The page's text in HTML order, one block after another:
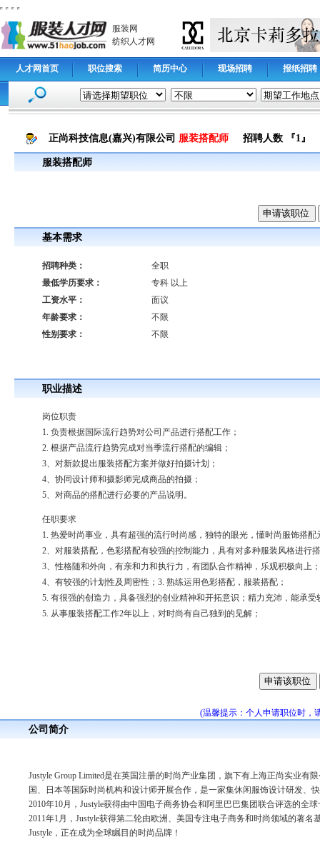
服装网
纺织人才网
人才网首页 职位搜索 简历中心 现场招聘 报纸招聘
正尚科技信息(嘉兴)有限公司 服装搭配师 招聘人数 『1』
服装搭配师
基本需求
招聘种类：
全职
最低学历要求：
专科 以上
工资水平：
面议
年龄要求：
不限
性别要求：
不限
职业描述
岗位职责
1. 负责根据国际流行趋势对公司产品进行搭配工作；
2. 根据产品流行趋势完成对当季流行搭配的编辑；
3、对新款提出服装搭配方案并做好拍摄计划；
4、协同设计师和摄影师完成商品的拍摄；
5、对商品的搭配进行必要的产品说明。
任职要求
1. 热爱时尚事业，具有超强的流行时尚感，独特的眼光，懂时尚服饰搭
2、对服装搭配，色彩搭配有较强的控制能力，具有对多种服装风格进行
3、性格随和外向，有亲和力和执行力，有团队合作精神，乐观积极向上；
4、有较强的计划性及周密性；3. 熟练运用色彩搭配，服装搭配；
5. 有很强的创造力，具备强烈的创业精神和开拓意识；精力充沛，能承
5. 从事服装搭配工作2年以上，对时尚有自己独到的见解；
(温馨提示：个人申请职位时，
公司简介
Justyle Group Limited是在英国注册的时尚产业集团，旗下有上海正尚实业
国、日本等国际时尚机构和设计师开展合作，是一家集休闲服饰设计研发
2010年10月，Justyle获得由中国电子商务协会和阿里巴巴集团联合评选的全
2011年1月，Justyle获得第二轮由欧洲、美国专注电子商务和时尚领域的著名
Justyle，正在成为全球瞩目的时尚品牌！